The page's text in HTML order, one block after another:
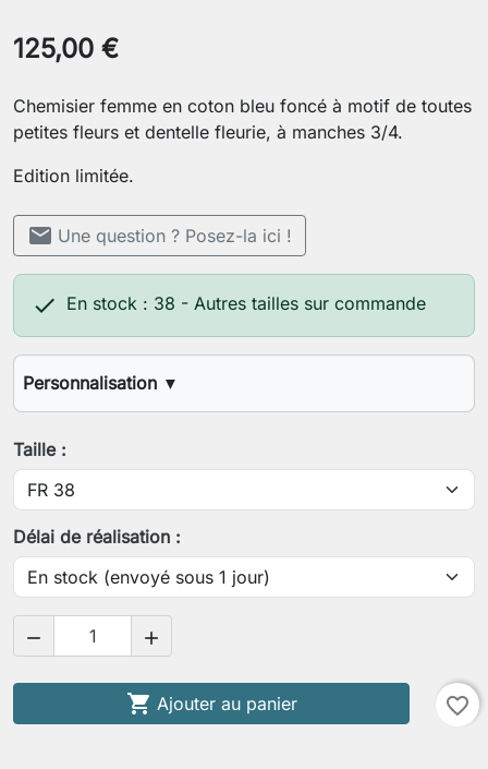
125,00 €
Chemisier femme en coton bleu foncé à motif de toutes
petites fleurs et dentelle fleurie, à manches 3/4.
Edition limitée.
mail Une question ? Posez-la ici !
 En stock : 38 - Autres tailles sur commande
Personnalisation ▼
Votre stature (1,60m, 1,70m, etc.)
Votre tour de taille
Votre longueur de bras (épaule-poignet)
Taille :
Délai de réalisation :
 
 Ajouter au panier favorite_border